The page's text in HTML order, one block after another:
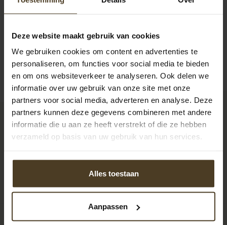
Deze website maakt gebruik van cookies
We gebruiken cookies om content en advertenties te
personaliseren, om functies voor social media te bieden
en om ons websiteverkeer te analyseren. Ook delen we
informatie over uw gebruik van onze site met onze
partners voor social media, adverteren en analyse. Deze
partners kunnen deze gegevens combineren met andere
informatie die u aan ze heeft verstrekt of die ze hebben
verzameld op basis van uw gebruik van hun services.
Alles toestaan
Aanpassen
graag!
9
ons een: 9 uit de 930
beoordelingen